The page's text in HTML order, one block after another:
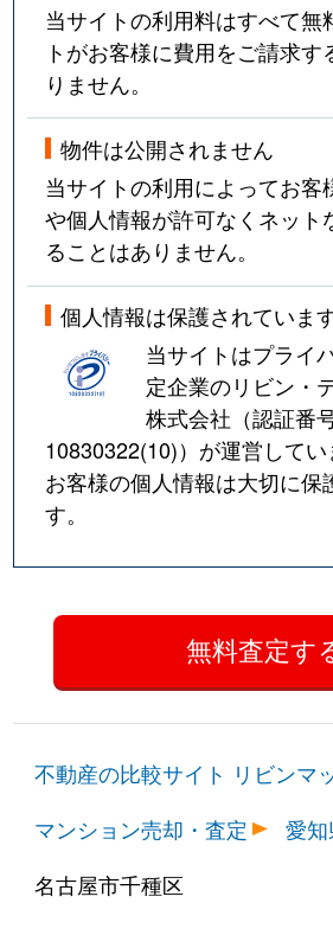
当サイトの利用料はすべて無
トがお客様に費用をご請求す
りません。
物件は公開されません
当サイトの利用によってお客
や個人情報が許可なくネット
ることはありません。
個人情報は保護されていま
当サイトはプライ
定企業のリビン・
株式会社（認証番
10830322(10)）が運営してい
お客様の個人情報は大切に保
す。
不動産の比較サイト リビンマ
マンション売却・査定
愛
名古屋市千種区